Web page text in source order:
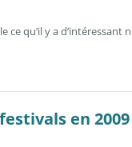
ce qu’il y a d’intéressant
en 2009